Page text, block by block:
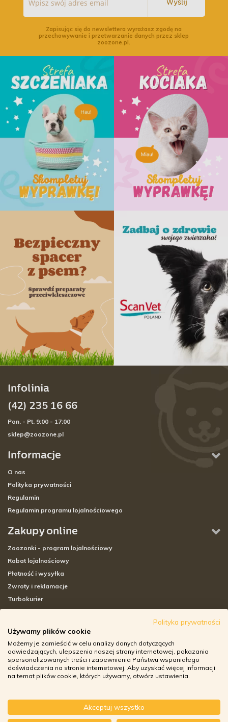
Wyślij
Zapisując się do newslettera wyrażasz zgodę na
przechowywanie i przetwarzanie danych przez sklep
zoozone.pl.
Informacje
O nas
Polityka prywatności
Regulamin
Regulamin programu lojalnościowego
Zakupy online
Zoozonki - program lojalnościowy
Rabat lojalnościowy
Płatność i wysyłka
Zwroty i reklamacje
Turbokurier
Adresy sklepów stacjonarnych
Godziny otwarcia sklepów
Aplikacja zoozone.pl
Zwroty i reklamacje
Infolinia
(42) 235 16 66
Pon. - Pt. 9:00 - 17:00
sklep@zoozone.pl
Polityka prywatności
Używamy plików cookie
Możemy je zamieścić w celu analizy danych dotyczących
odwiedzających, ulepszenia naszej strony internetowej, pokazania
spersonalizowanych treści i zapewnienia Państwu wspaniałego
doświadczenia na stronie internetowej. Aby uzyskać więcej informacji
na temat plików cookie, których używamy, otwórz ustawienia.
Akceptuj wszystko